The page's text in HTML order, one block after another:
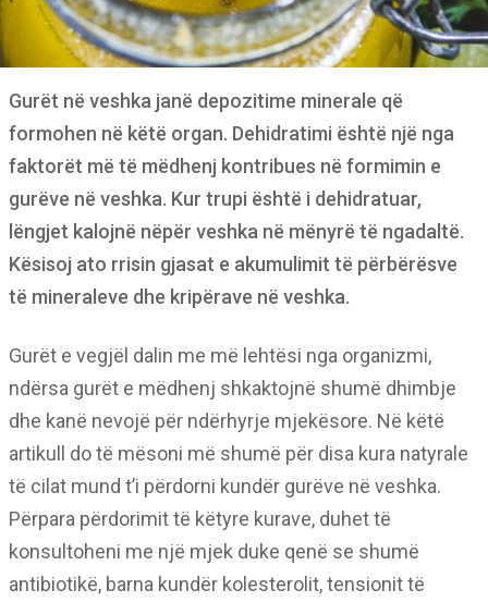
Gurët në veshka janë depozitime minerale që
formohen në këtë organ. Dehidratimi është një nga
faktorët më të mëdhenj kontribues në formimin e
gurëve në veshka. Kur trupi është i dehidratuar,
lëngjet kalojnë nëpër veshka në mënyrë të ngadaltë.
Kësisoj ato rrisin gjasat e akumulimit të përbërësve
të mineraleve dhe kripërave në veshka.
Gurët e vegjël dalin me më lehtësi nga organizmi,
ndërsa gurët e mëdhenj shkaktojnë shumë dhimbje
dhe kanë nevojë për ndërhyrje mjekësore. Në këtë
artikull do të mësoni më shumë për disa kura natyrale
të cilat mund t’i përdorni kundër gurëve në veshka.
Përpara përdorimit të këtyre kurave, duhet të
konsultoheni me një mjek duke qenë se shumë
antibiotikë, barna kundër kolesterolit, tensionit të